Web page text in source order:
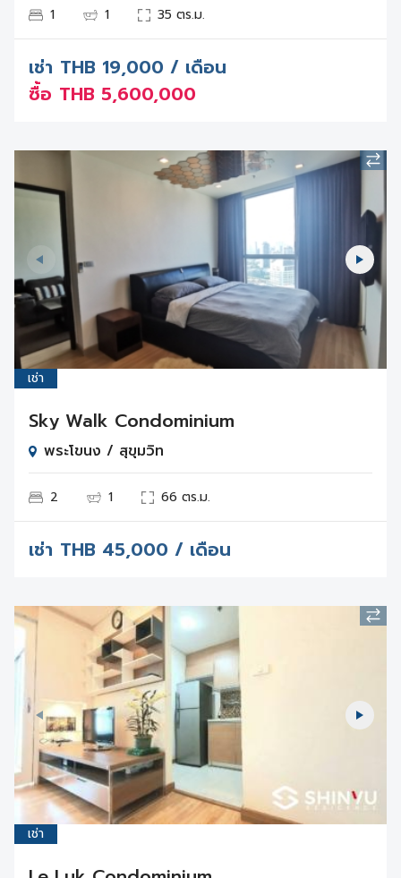
1 1 35 ตร.ม.
เช่า THB 19,000 / เดือน
ซื้อ THB 5,600,000
เช่า
Sky Walk Condominium
พระโขนง / สุขุมวิท
2 1 66 ตร.ม.
เช่า THB 45,000 / เดือน
เช่า